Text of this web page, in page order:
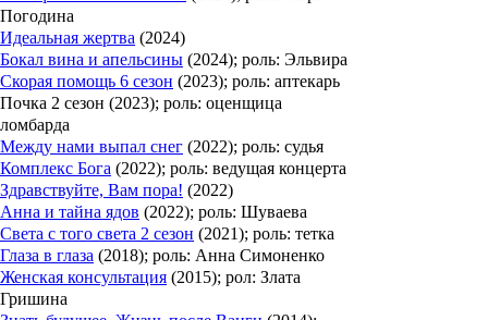
Погодина
Идеальная жертва (2024)
Бокал вина и апельсины (2024); роль: Эльвира
Скорая помощь 6 сезон (2023); роль: аптекарь
Почка 2 сезон (2023); роль: оценщица
ломбарда
Между нами выпал снег (2022); роль: судья
Комплекс Бога (2022); роль: ведущая концерта
Здравствуйте, Вам пора! (2022)
Анна и тайна ядов (2022); роль: Шуваева
Света с того света 2 сезон (2021); роль: тетка
Глаза в глаза (2018); роль: Анна Симоненко
Женская консультация (2015); рол: Злата
Гришина